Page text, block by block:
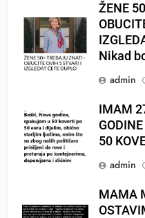
ŽENE
Nikad
admin
IMAM
50
admin
MAMA